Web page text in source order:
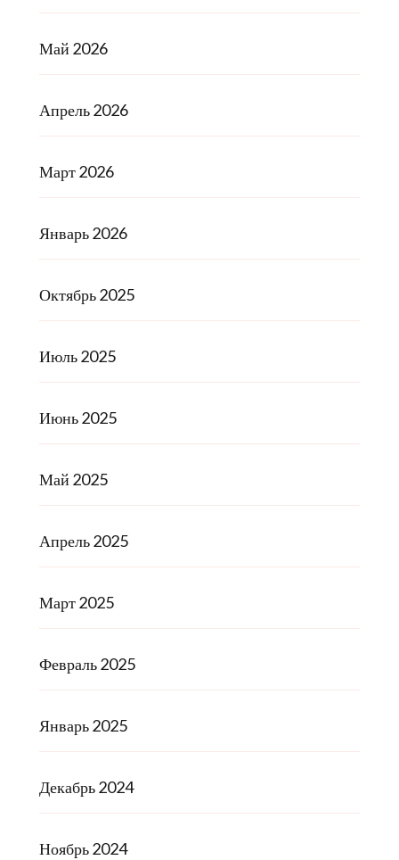
Май 2026
Апрель 2026
Март 2026
Январь 2026
Октябрь 2025
Июль 2025
Июнь 2025
Май 2025
Апрель 2025
Март 2025
Февраль 2025
Январь 2025
Декабрь 2024
Ноябрь 2024